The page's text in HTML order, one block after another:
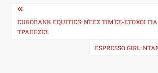
Post
navigation
EUROBANK EQUITIES: ΝΈΕΣ ΤΙΜΈΣ-ΣΤΌΧΟΙ
ΤΡΆΠΕΖΕΣ
ESPRESSO GIRL: